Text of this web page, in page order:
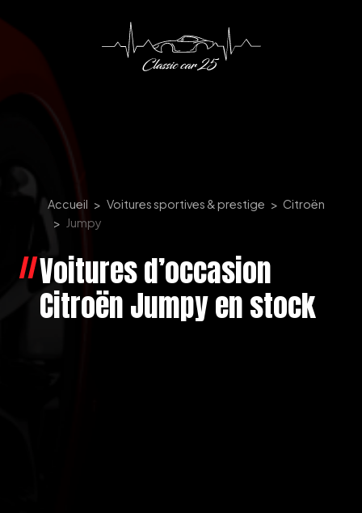
Accueil Voitures sportives & prestige
Citroën
Jumpy
Voitures d’occasion
Citroën Jumpy en stock